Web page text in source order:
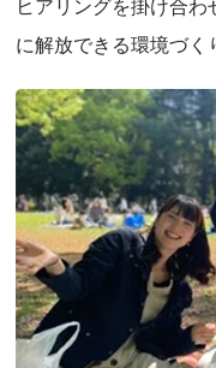
ヒアリングを掛け合
に解放できる環境づく